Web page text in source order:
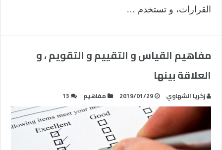
القرارات، و تستخدم …
مفاهيم القياس و التقييم و التقويم ، و
العلاقة بينها
زكريا الشهاوي 2019/01/29 مفاهيم 13